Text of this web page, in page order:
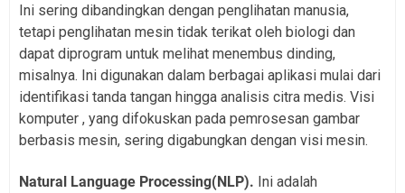
Ini sering dibandingkan dengan penglihatan manusia,
tetapi penglihatan mesin tidak terikat oleh biologi dan
dapat diprogram untuk melihat menembus dinding,
misalnya. Ini digunakan dalam berbagai aplikasi mulai dari
identifikasi tanda tangan hingga analisis citra medis. Visi
komputer , yang difokuskan pada pemrosesan gambar
berbasis mesin, sering digabungkan dengan visi mesin.
Natural Language Processing(NLP). Ini adalah